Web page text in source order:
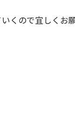
くので宜しくお